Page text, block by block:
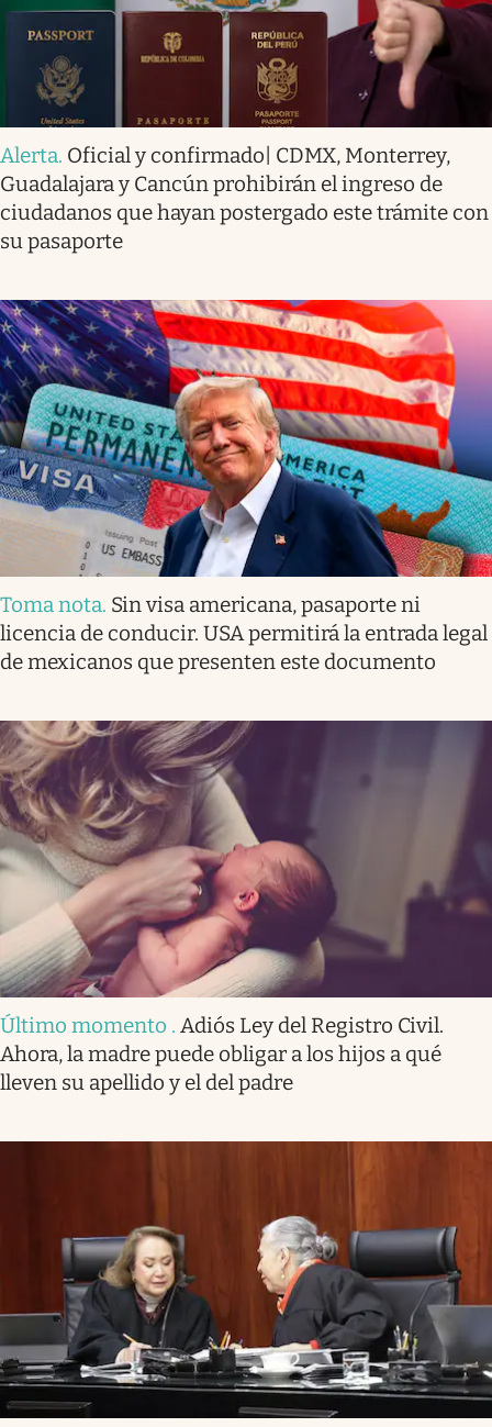
Alerta. Oficial y confirmado| CDMX, Monterrey,
Guadalajara y Cancún prohibirán el ingreso de
ciudadanos que hayan postergado este trámite con
su pasaporte
Toma nota. Sin visa americana, pasaporte ni
licencia de conducir. USA permitirá la entrada legal
de mexicanos que presenten este documento
Último momento . Adiós Ley del Registro Civil.
Ahora, la madre puede obligar a los hijos a qué
lleven su apellido y el del padre